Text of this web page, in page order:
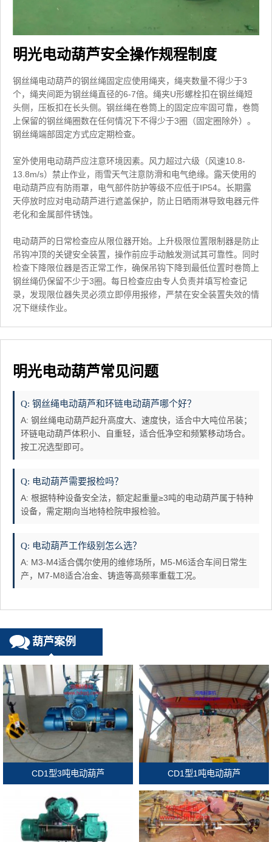
明光电动葫芦安全操作规程制度
钢丝绳电动葫芦的钢丝绳固定应使用绳夹，绳夹数量不得少于3
个，绳夹间距为钢丝绳直径的6-7倍。绳夹U形螺栓扣在钢丝绳短
头侧，压板扣在长头侧。钢丝绳在卷筒上的固定应牢固可靠，卷筒
上保留的钢丝绳圈数在任何情况下不得少于3圈（固定圈除外）。
钢丝绳端部固定方式应定期检查。
室外使用电动葫芦应注意环境因素。风力超过六级（风速10.8-
13.8m/s）禁止作业，雨雪天气注意防滑和电气绝缘。露天使用的
电动葫芦应有防雨罩，电气部件防护等级不应低于IP54。长期露
天停放时应对电动葫芦进行遮盖保护，防止日晒雨淋导致电器元件
老化和金属部件锈蚀。
电动葫芦的日常检查应从限位器开始。上升极限位置限制器是防止
吊钩冲顶的关键安全装置，操作前应手动触发测试其可靠性。同时
检查下降限位器是否正常工作，确保吊钩下降到最低位置时卷筒上
钢丝绳仍保留不少于3圈。每日检查应由专人负责并填写检查记
录，发现限位器失灵必须立即停用报修，严禁在安全装置失效的情
况下继续作业。
明光电动葫芦常见问题
Q: 钢丝绳电动葫芦和环链电动葫芦哪个好？
A: 钢丝绳电动葫芦起升高度大、速度快，适合中大吨位吊装；
环链电动葫芦体积小、自重轻，适合低净空和频繁移动场合。
按工况选型即可。
Q: 电动葫芦需要报检吗？
A: 根据特种设备安全法，额定起重量≥3吨的电动葫芦属于特种
设备，需定期向当地特检院申报检验。
Q: 电动葫芦工作级别怎么选？
A: M3-M4适合偶尔使用的维修场所，M5-M6适合车间日常生
产，M7-M8适合冶金、铸造等高频率重载工况。
葫芦案例
CD1型3吨电动葫芦 CD1型1吨电动葫芦